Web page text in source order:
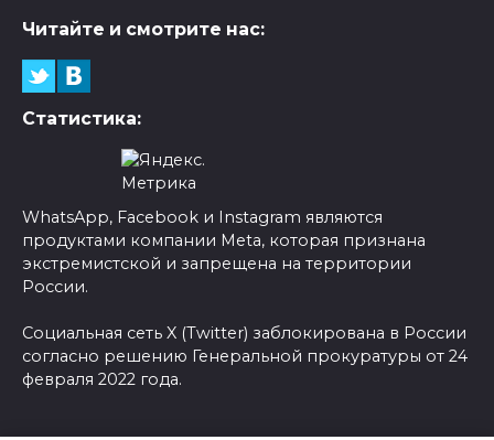
Читайте и смотрите нас:
Статистика:
WhatsApp, Facebook и Instagram являются
продуктами компании Meta, которая признана
экстремистской и запрещена на территории
России.
Социальная сеть X (Twitter) заблокирована в России
согласно решению Генеральной прокуратуры от 24
февраля 2022 года.